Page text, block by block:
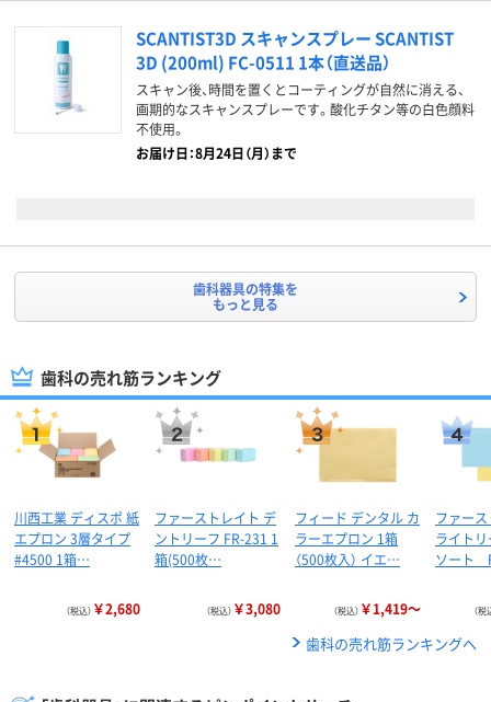
SCANTIST3D スキャンスプレー SCANTIST
3D (200ml) FC-0511 1本（直送品）
スキャン後、時間を置くとコーティングが自然に消える、
画期的なスキャンスプレーです。酸化チタン等の白色顔料
不使用。
お届け日：8月24日（月）まで
歯科器具の特集を
もっと見る
歯科の売れ筋ランキング
川西工業 ディスポ 紙
エプロン 3層タイプ
#4500 1箱…
（税込） ￥2,680
ファーストレイト デ
ントリーフ FR-231 1
箱(500枚…
（税込） ￥3,080
フィード デンタル カ
ラーエプロン 1箱
（500枚入） イエ…
（税込） ￥1,419～
ファー
ライト
ソート
（税
歯科の売れ筋ランキングへ